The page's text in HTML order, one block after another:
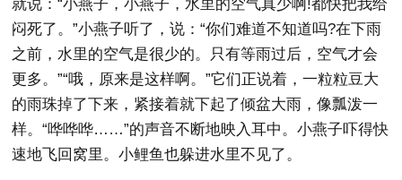
就说：“小燕子，小燕子，水里的空气真少啊!都快把我给
闷死了。”小燕子听了，说：“你们难道不知道吗?在下雨
之前，水里的空气是很少的。只有等雨过后，空气才会
更多。”“哦，原来是这样啊。”它们正说着，一粒粒豆大
的雨珠掉了下来，紧接着就下起了倾盆大雨，像瓢泼一
样。“哗哗哗……”的声音不断地映入耳中。小燕子吓得快
速地飞回窝里。小鲤鱼也躲进水里不见了。